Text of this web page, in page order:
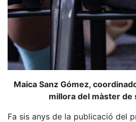
Maica Sanz Gómez,
millora del màster de
Fa sis anys de la publicació del